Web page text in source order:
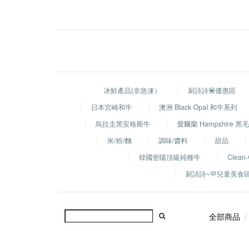
冰鮮產品(非急凍） 厨詩詩💟優惠區
日本宮崎和牛
澳洲 Black Opal 和牛系列
烏拉圭黑安格斯牛
愛爾蘭 Hampshire 黑
米/粉/麵
調味/醬料 甜品
韓國密陽頂級純種牛
Clean-
厨詩詩~💜兒童美食
全部商品